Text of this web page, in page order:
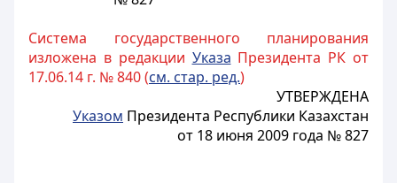
Система государственного планирования
изложена в редакции Указа Президента РК от
17.06.14 г. № 840 (см. стар. ред.)
УТВЕРЖДЕНА
Указом Президента Республики Казахстан
от 18 июня 2009 года № 827